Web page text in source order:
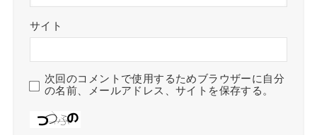
サイト
次回のコメントで使用するためブラウザーに自分
の名前、メールアドレス、サイトを保存する。